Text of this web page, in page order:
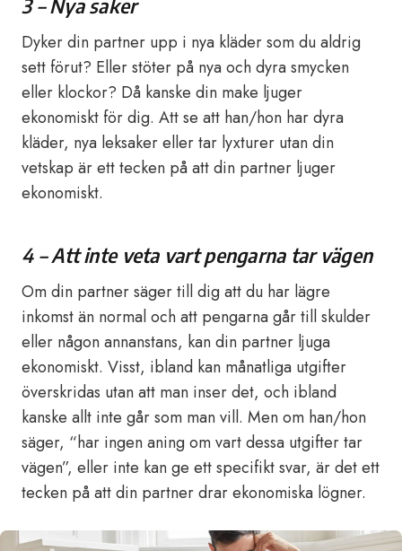
3 – Nya saker
Dyker din partner upp i nya kläder som du aldrig
sett förut? Eller stöter på nya och dyra smycken
eller klockor? Då kanske din make ljuger
ekonomiskt för dig. Att se att han/hon har dyra
kläder, nya leksaker eller tar lyxturer utan din
vetskap är ett tecken på att din partner ljuger
ekonomiskt.
4 – Att inte veta vart pengarna tar vägen
Om din partner säger till dig att du har lägre
inkomst än normal och att pengarna går till skulder
eller någon annanstans, kan din partner ljuga
ekonomiskt. Visst, ibland kan månatliga utgifter
överskridas utan att man inser det, och ibland
kanske allt inte går som man vill. Men om han/hon
säger, “har ingen aning om vart dessa utgifter tar
vägen”, eller inte kan ge ett specifikt svar, är det ett
tecken på att din partner drar ekonomiska lögner.